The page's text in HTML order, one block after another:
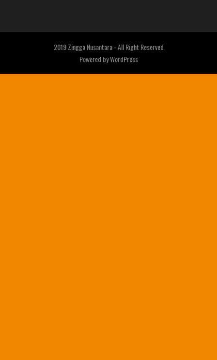
2019 Zingga Nusantara - All Right Reserved
Powered byWordPress